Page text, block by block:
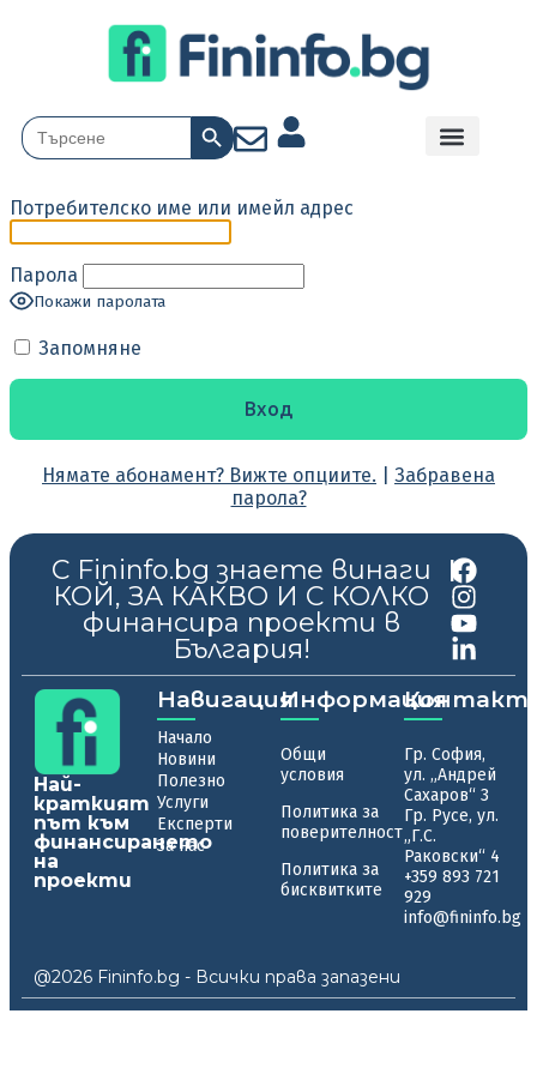
Search
for:
Search Button
Потребителско име или имейл адрес
Парола
Покажи паролата
Запомняне
Нямате абонамент? Вижте опциите.
Забравена
парола?
С Fininfo.bg знаете винаги
КОЙ, ЗА КАКВО И С КОЛКО
финансира проекти в
България!
|
Най-
краткият
път към
финансирането
на
проекти
Навигация
Начало
Новини
Полезно
Услуги
Експерти
За нас
Информация
Общи
условия
Политика за
поверителност
Политика за
бисквитките
Гр. София,
ул. „Андрей
Сахаров“ 3
Гр. Русе, ул.
„Г.С.
Раковски“ 4
+359 893 721
929
info@fininfo.bg
@2026 Fininfo.bg - Всички права запазени